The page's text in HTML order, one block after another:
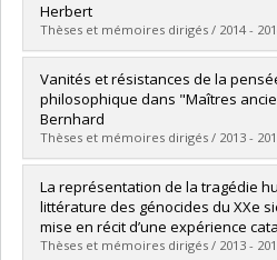
Cycle :Doctorat
Diplôme obtenu :Ph. D.
Lien vers le document dans
Herbert
Thèses et mémoires dirigés / 2014 -
Diplômé(e) :Bera, Tristan
Cycle :Doctorat
Diplôme obtenu :
Lien vers le document dans
Vanités et résistances de la
philosophique dans "Maîtres
Bernhard
Thèses et mémoires dirigés / 2013 -
Diplômé(e) :Lemieux, Catherine
Cycle :Maîtrise
Diplôme obtenu : M.A.
Lien vers le document dans
La représentation de la tragédie
littérature des génocides du XXe
mise en récit d’une expérience
Thèses et mémoires dirigés / 2013 -